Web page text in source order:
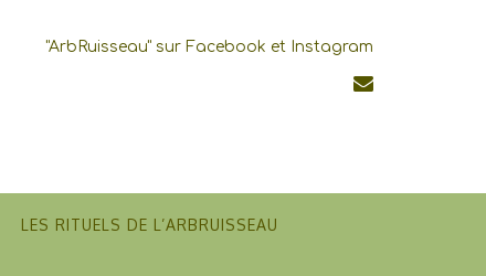
"ArbRuisseau" sur Facebook et Instagram
LES RITUELS DE L’ARBRUISSEAU